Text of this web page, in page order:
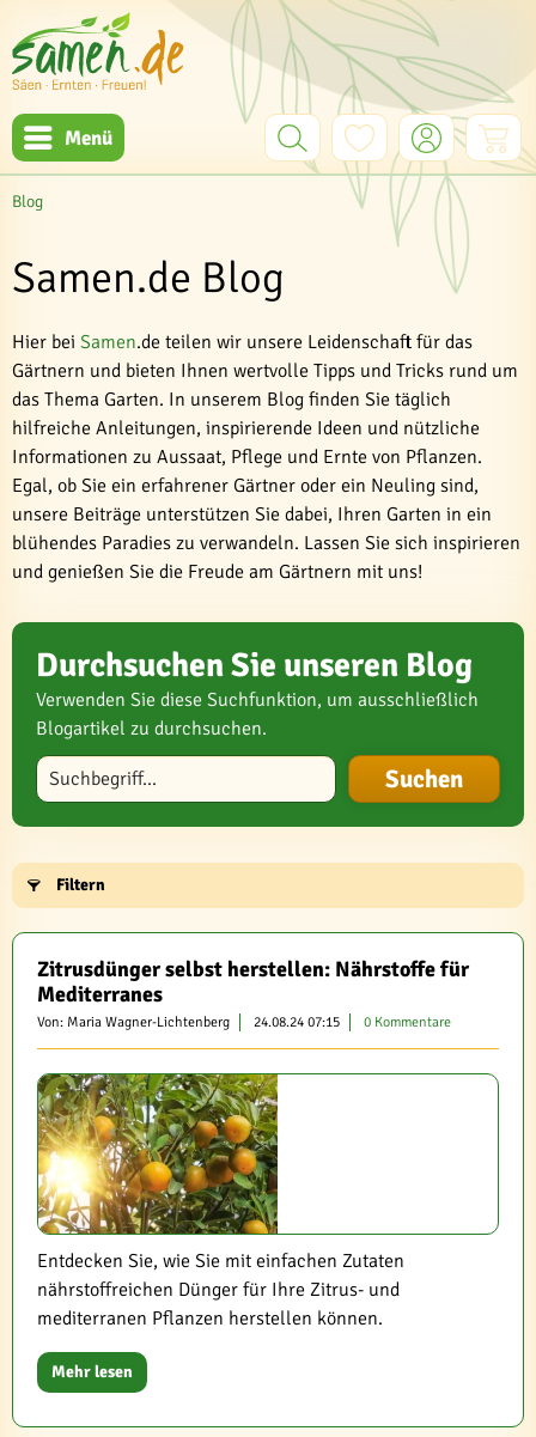
Menü
Blog
Samen.de Blog
Hier bei Samen.de teilen wir unsere Leidenschaft für das
Gärtnern und bieten Ihnen wertvolle Tipps und Tricks rund um
das Thema Garten. In unserem Blog finden Sie täglich
hilfreiche Anleitungen, inspirierende Ideen und nützliche
Informationen zu Aussaat, Pflege und Ernte von Pflanzen.
Egal, ob Sie ein erfahrener Gärtner oder ein Neuling sind,
unsere Beiträge unterstützen Sie dabei, Ihren Garten in ein
blühendes Paradies zu verwandeln. Lassen Sie sich inspirieren
und genießen Sie die Freude am Gärtnern mit uns!
Durchsuchen Sie unseren Blog
Verwenden Sie diese Suchfunktion, um ausschließlich
Blogartikel zu durchsuchen.
Blog durchsuchen
Filtern
Zitrusdünger selbst herstellen: Nährstoffe für
Mediterranes
Von: Maria Wagner-Lichtenberg 24.08.24 07:15 0 Kommentare
Entdecken Sie, wie Sie mit einfachen Zutaten
nährstoffreichen Dünger für Ihre Zitrus- und
mediterranen Pflanzen herstellen können.
Mehr lesen